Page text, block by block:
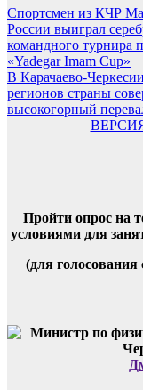
Спортсмен из КЧР
России выиграл
командного турнира
«Yadegar Imam Cup»
В Карачаево-
регионов страны
высокогорный
Пройти опрос на
условиями для
(для